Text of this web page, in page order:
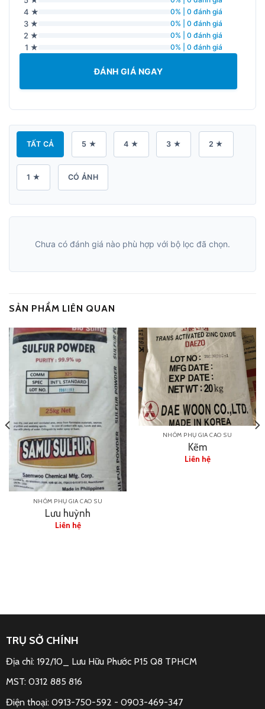
4 ★ 0% | 0 đánh giá
3 ★ 0% | 0 đánh giá
2 ★ 0% | 0 đánh giá
1 ★ 0% | 0 đánh giá
ĐÁNH GIÁ NGAY
TẤT CẢ 5 ★ 4 ★ 3 ★ 2 ★
1 ★ CÓ ẢNH
Chưa có đánh giá nào phù hợp với bộ lọc đã chọn.
SẢN PHẨM LIÊN QUAN
NHÓM PHỤ GIA CAO SU
Lưu huỳnh
Liên hệ
NHÓM PHỤ GIA CAO SU
Kẽm
Liên hệ
TRỤ SỞ CHÍNH
Địa chỉ: 192/10_ Lưu Hữu Phước P15 Q8 TPHCM
MST: 0312 885 816
Điện thoại: 0913-750-592 - 0903-469-347